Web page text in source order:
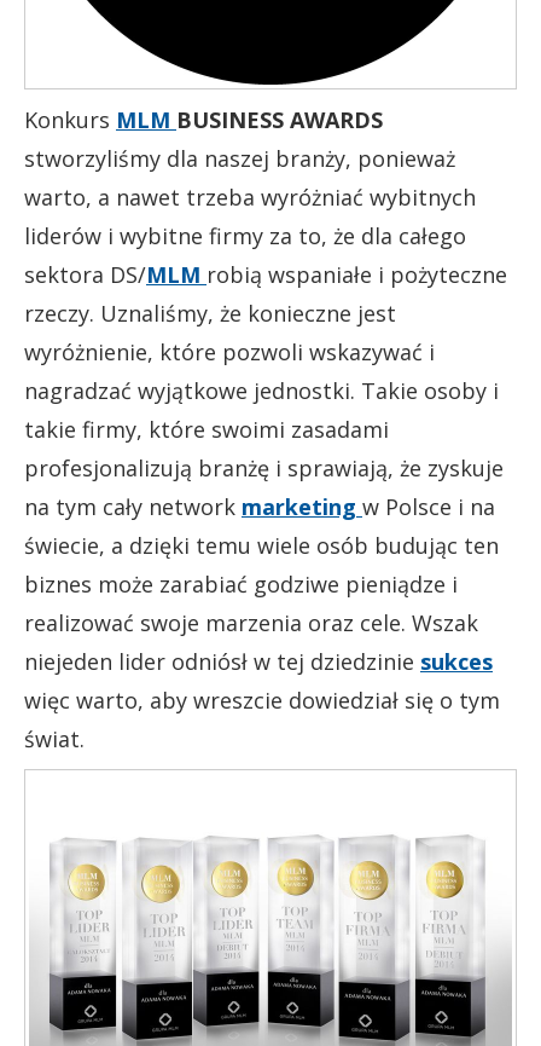
Konkurs MLM BUSINESS AWARDS
stworzyliśmy dla naszej branży, ponieważ
warto, a nawet trzeba wyróżniać wybitnych
liderów i wybitne firmy za to, że dla całego
sektora DS/MLM robią wspaniałe i pożyteczne
rzeczy. Uznaliśmy, że konieczne jest
wyróżnienie, które pozwoli wskazywać i
nagradzać wyjątkowe jednostki. Takie osoby i
takie firmy, które swoimi zasadami
profesjonalizują branżę i sprawiają, że zyskuje
na tym cały network marketing w Polsce i na
świecie, a dzięki temu wiele osób budując ten
biznes może zarabiać godziwe pieniądze i
realizować swoje marzenia oraz cele. Wszak
niejeden lider odniósł w tej dziedzinie sukces
więc warto, aby wreszcie dowiedział się o tym
świat.